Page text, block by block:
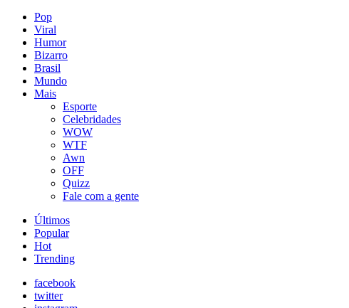
Pop
Viral
Humor
Bizarro
Brasil
Mundo
Mais
Esporte
Celebridades
WOW
WTF
Awn
OFF
Quizz
Fale com a gente
Últimos
Popular
Hot
Trending
facebook
twitter